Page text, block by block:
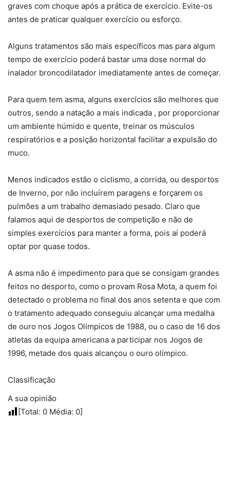
graves com choque após a prática de exercício. Evite-os
antes de praticar qualquer exercício ou esforço.
Alguns tratamentos são mais específicos mas para algum
tempo de exercício poderá bastar uma dose normal do
inalador broncodilatador imediatamente antes de começar.
Para quem tem asma, alguns exercícios são melhores que
outros, sendo a natação a mais indicada , por proporcionar
um ambiente húmido e quente, treinar os músculos
respiratórios e a posição horizontal facilitar a expulsão do
muco.
Menos indicados estão o ciclismo, a corrida, ou desportos
de Inverno, por não incluírem paragens e forçarem os
pulmões a um trabalho demasiado pesado. Claro que
falamos aqui de desportos de competição e não de
simples exercícios para manter a forma, pois aí poderá
optar por quase todos.
A asma não é impedimento para que se consigam grandes
feitos no desporto, como o provam Rosa Mota, a quem foi
detectado o problema no final dos anos setenta e que com
o tratamento adequado conseguiu alcançar uma medalha
de ouro nos Jogos Olímpicos de 1988, ou o caso de 16 dos
atletas da equipa americana a participar nos Jogos de
1996, metade dos quais alcançou o ouro olímpico.
Classificação
A sua opinião
[Total: 0 Média: 0]